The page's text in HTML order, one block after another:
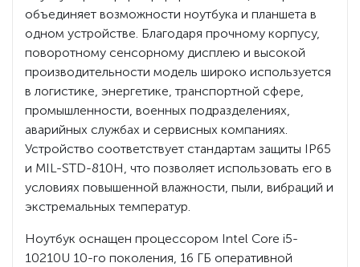
объединяет возможности ноутбука и планшета в
одном устройстве. Благодаря прочному корпусу,
поворотному сенсорному дисплею и высокой
производительности модель широко используется
в логистике, энергетике, транспортной сфере,
промышленности, военных подразделениях,
аварийных службах и сервисных компаниях.
Устройство соответствует стандартам защиты IP65
и MIL-STD-810H, что позволяет использовать его в
условиях повышенной влажности, пыли, вибраций и
экстремальных температур.
Ноутбук оснащен процессором Intel Core i5-
10210U 10-го поколения, 16 ГБ оперативной